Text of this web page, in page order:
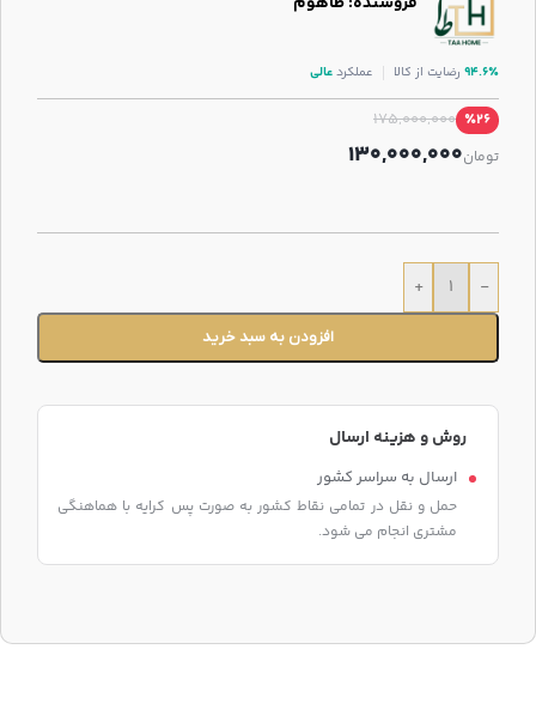
۹۴.۶٪ رضایت از کالا عملکردعالی
٪26 175,000,000
130,000,000تومان
-
+
افزودن به سبد خرید
روش و هزینه ارسال
ارسال به سراسر کشور
حمل و نقل در تمامی نقاط کشور به صورت پس کرایه با هماهنگی
مشتری انجام می شود.